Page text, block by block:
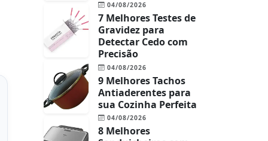
04/08/2026
7 Melhores Testes de
Gravidez para
Detectar Cedo com
Precisão
04/08/2026
9 Melhores Tachos
Antiaderentes para
sua Cozinha Perfeita
04/08/2026
8 Melhores